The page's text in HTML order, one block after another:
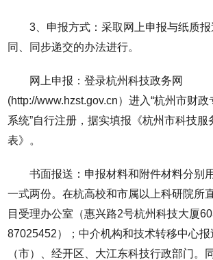
3、申报方式：采取网上申报与纸质
同、同步递交的办法进行。
网上申报：登录杭州科技政务网
(http://www.hzst.gov.cn）进入“杭州市财
系统”自行注册，据实填报《杭州市科技服
表》。
书面报送：申报材料和附件材料分别
一式两份。在杭高校和市属以上科研院所
目受理办公室（惠兴路2号杭州科技大厦
87025452）；中介机构和技术转移中心
（市）、经开区、大江东科技行政部门。